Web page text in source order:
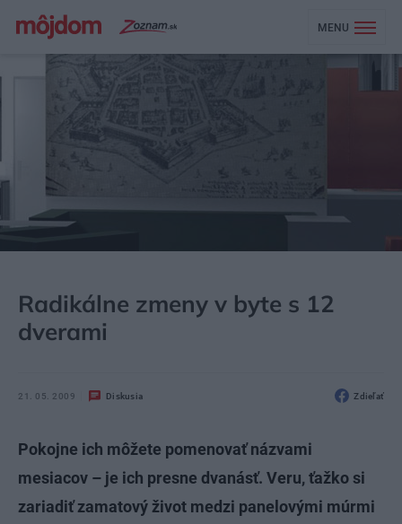
MENU
Radikálne zmeny v byte s 12
dverami
21. 05. 2009 Diskusia Zdieľať
Pokojne ich môžete pomenovať názvami
mesiacov – je ich presne dvanásť. Veru, ťažko si
zariadiť zamatový život medzi panelovými múrmi